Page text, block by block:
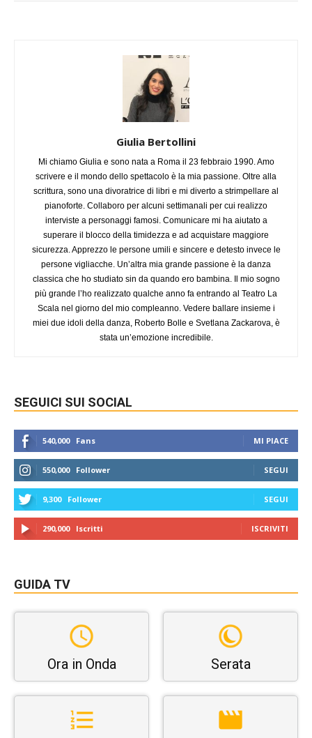
Giulia Bertollini
Mi chiamo Giulia e sono nata a Roma il 23 febbraio 1990. Amo
scrivere e il mondo dello spettacolo è la mia passione. Oltre alla
scrittura, sono una divoratrice di libri e mi diverto a strimpellare al
pianoforte. Collaboro per alcuni settimanali per cui realizzo
interviste a personaggi famosi. Comunicare mi ha aiutato a
superare il blocco della timidezza e ad acquistare maggiore
sicurezza. Apprezzo le persone umili e sincere e detesto invece le
persone vigliacche. Un’altra mia grande passione è la danza
classica che ho studiato sin da quando ero bambina. Il mio sogno
più grande l’ho realizzato qualche anno fa entrando al Teatro La
Scala nel giorno del mio compleanno. Vedere ballare insieme i
miei due idoli della danza, Roberto Bolle e Svetlana Zackarova, è
stata un’emozione incredibile.
SEGUICI SUI SOCIAL
540,000 Fans MI PIACE
550,000 Follower SEGUI
9,300 Follower SEGUI
290,000 Iscritti ISCRIVITI
GUIDA TV
Ora in Onda Serata